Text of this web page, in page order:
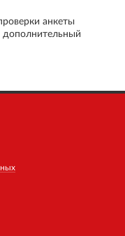
анкеты
дополнительный